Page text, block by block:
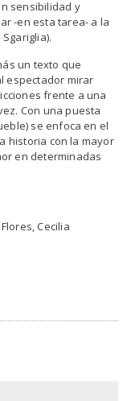
sensibilidad y
-en esta tarea- a la
un texto que
espectador mirar
frente a una
Con una puesta
se enfoca en el
historia con la mayor
en determinadas
Cecilia